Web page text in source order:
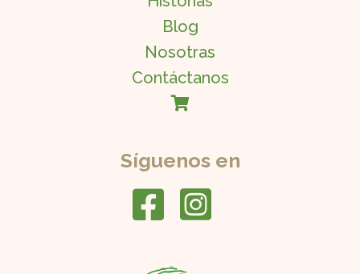
Blog
Nosotras
Contáctanos
Síguenos en